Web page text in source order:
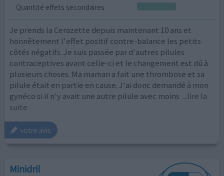
Quantité effets secondaires
Je prends la Cerazette depuis maintenant 10 ans et
honnêtement l'effet positif contre-balance les petits
côtés négatifs. Je suis passée par d'autres pilules
contraceptives avant celle-ci et le changement est dû à
plusieurs choses. Ma maman a fait une thrombose et sa
pilule était en partie en cause. J'ai donc demandé à mon
gynéco si il n'y avait une autre pilule avec moins ...lire la
suite
votre avis
Minidril